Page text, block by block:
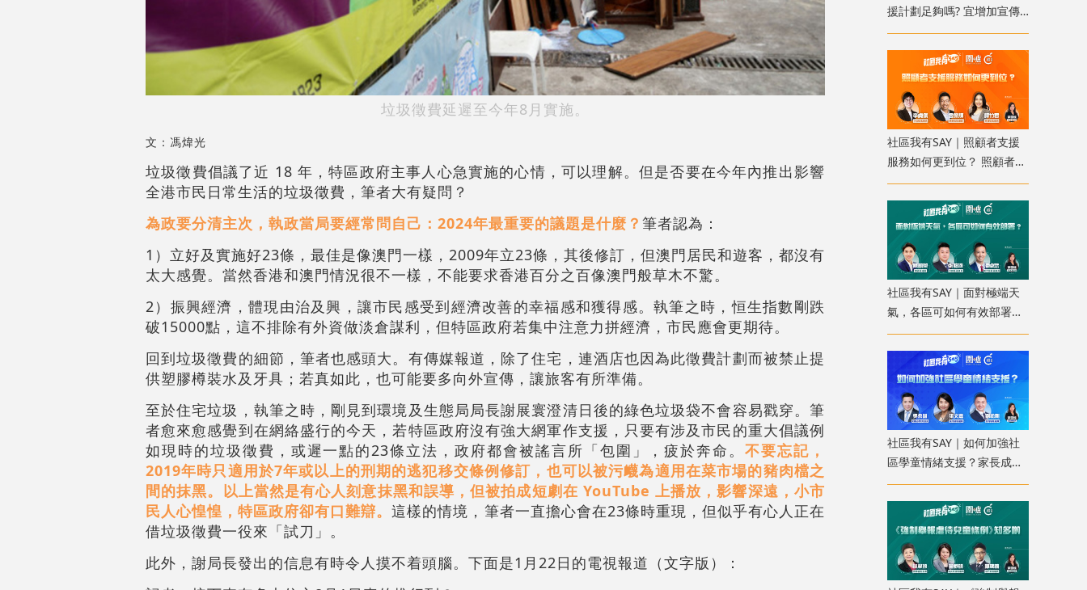
垃圾徵費延遲至今年8月實施。
文：馮煒光
垃圾徵費倡議了近 18 年，特區政府主事人心急實施的心情，可以理解。但是否要在今年內推出影響
全港市民日常生活的垃圾徵費，筆者大有疑問？
為政要分清主次，執政當局要經常問自己：2024年最重要的議題是什麼？ 筆者認為：
1）立好及實施好23條，最佳是像澳門一樣，2009年立23條，其後修訂，但澳門居民和遊客，都沒有
太大感覺。當然香港和澳門情況很不一樣，不能要求香港百分之百像澳門般草木不驚。
2）振興經濟，體現由治及興，讓市民感受到經濟改善的幸福感和獲得感。執筆之時，恒生指數剛跌
破15000點，這不排除有外資做淡倉謀利，但特區政府若集中注意力拼經濟，市民應會更期待。
回到垃圾徵費的細節，筆者也感頭大。有傳媒報道，除了住宅，連酒店也因為此徵費計劃而被禁止提
供塑膠樽裝水及牙具；若真如此，也可能要多向外宣傳，讓旅客有所準備。
至於住宅垃圾，執筆之時，剛見到環境及生態局局長謝展寰澄清日後的綠色垃圾袋不會容易戳穿。筆
者愈來愈感覺到在網絡盛行的今天，若特區政府沒有強大網軍作支援，只要有涉及市民的重大倡議例
如現時的垃圾徵費，或遲一點的23條立法，政府都會被謠言所「包圍」，疲於奔命。不要忘記，
2019年時只適用於7年或以上的刑期的逃犯移交條例修訂，也可以被污衊為適用在菜市場的豬肉檔之
間的抹黑。以上當然是有心人刻意抹黑和誤導，但被拍成短劇在 YouTube 上播放，影響深遠，小市
民人心惶惶，特區政府卻有口難辯。這樣的情境，筆者一直擔心會在23條時重現，但似乎有心人正在
借垃圾徵費一役來「試刀」。
此外，謝局長發出的信息有時令人摸不着頭腦。下面是1月22日的電視報道（文字版）：
援計劃足夠嗎? 宜增加宣傳
使更多人受惠
社區我有SAY｜照顧者支援
服務如何更到位？ 照顧者資
料庫讓服務更精準
社區我有SAY｜面對極端天
氣，各區可如何有效部署？
配合科技加強預報
社區我有SAY｜如何加強社
區學童情緒支援？家長成
「共行者」建價值觀教育